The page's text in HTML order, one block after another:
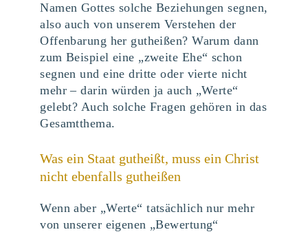
Namen Gottes solche Beziehungen segnen,
also auch von unserem Verstehen der
Offenbarung her gutheißen? Warum dann
zum Beispiel eine „zweite Ehe“ schon
segnen und eine dritte oder vierte nicht
mehr – darin würden ja auch „Werte“
gelebt? Auch solche Fragen gehören in das
Gesamtthema.
Was ein Staat gutheißt, muss ein Christ
nicht ebenfalls gutheißen
Wenn aber „Werte“ tatsächlich nur mehr
von unserer eigenen „Bewertung“